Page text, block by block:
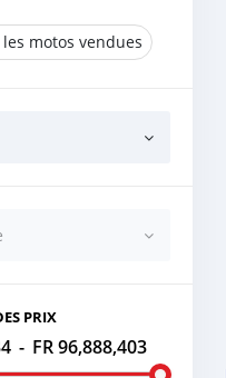
motos vendues
PRIX
- FR 96,888,403